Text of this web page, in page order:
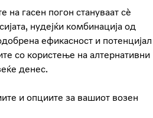
на гасен погон стануваат сè
нудејќи комбинација од
ефикасност и потенцијал
со користење на алтернативни
денес.
и опциите за вашиот возен